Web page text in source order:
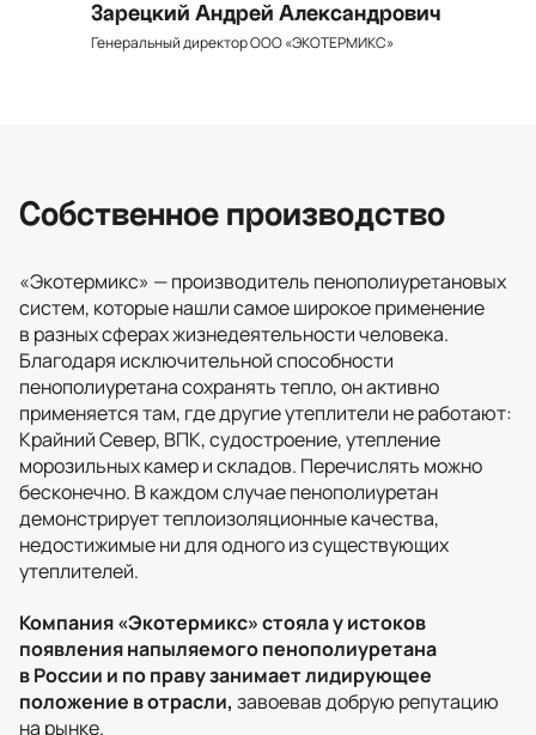
Зарецкий Андрей Александрович
Генеральный директор ООО «ЭКОТЕРМИКС»
Собственное производство
«Экотермикс» — производитель пенополиуретановых
систем, которые нашли самое широкое применение
в разных сферах жизнедеятельности человека.
Благодаря исключительной способности
пенополиуретана сохранять тепло, он активно
применяется там, где другие утеплители не работают:
Крайний Север, ВПК, судостроение, утепление
морозильных камер и складов. Перечислять можно
бесконечно. В каждом случае пенополиуретан
демонстрирует теплоизоляционные качества,
недостижимые ни для одного из существующих
утеплителей.
Компания «Экотермикс» стояла у истоков
появления напыляемого пенополиуретана
в России и по праву занимает лидирующее
положение в отрасли, завоевав добрую репутацию
на рынке.